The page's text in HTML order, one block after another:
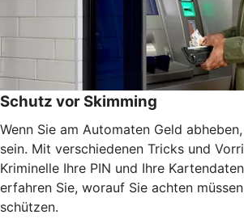
Schutz vor Skimming
Wenn Sie am Automaten Geld
sein. Mit verschiedenen Tricks und
Kriminelle Ihre PIN und Ihre
erfahren Sie, worauf Sie achten
schützen.